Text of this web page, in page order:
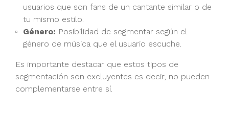
usuarios que son fans de un cantante similar o de
tu mismo estilo.
Género: Posibilidad de segmentar según el
género de música que el usuario escuche.
Es importante destacar que estos tipos de
segmentación son excluyentes es decir, no pueden
complementarse entre sí.